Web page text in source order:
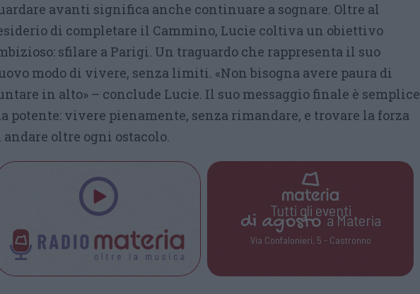
avanti significa anche continuare a sognare. Oltre al
di completare il Cammino, Lucie coltiva un obiettivo
sfilare a Parigi. Un traguardo che rappresenta il suo
modo di vivere, senza limiti. «Non bisogna avere paura di
in alto» – conclude Lucie. Il suo messaggio finale è semplice
potente: vivere pienamente, senza rimandare, e trovare la forza
andare oltre ogni ostacolo.
Tutti gli eventi
di agostoa Materia
Via Confalonieri, 5 - Castronno